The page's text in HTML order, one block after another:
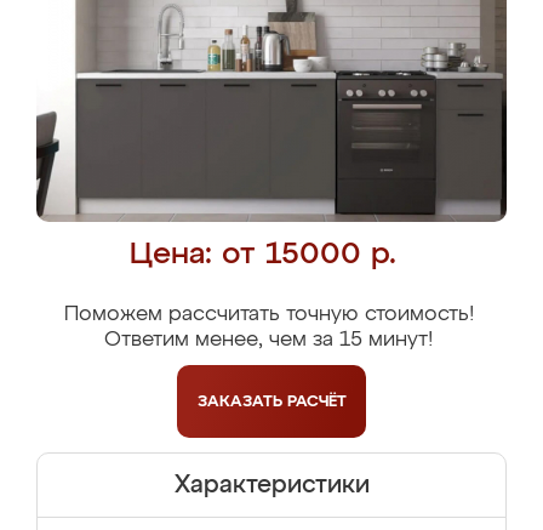
Цена: от 15000 р.
Поможем рассчитать точную стоимость!
Ответим менее, чем за 15 минут!
ЗАКАЗАТЬ РАСЧЁТ
Характеристики